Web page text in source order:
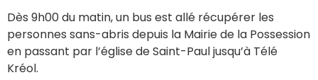
Dès 9h00 du matin, un bus est allé récupérer les
personnes sans-abris depuis la Mairie de la Possession
en passant par l’église de Saint-Paul jusqu’à Télé
Kréol.